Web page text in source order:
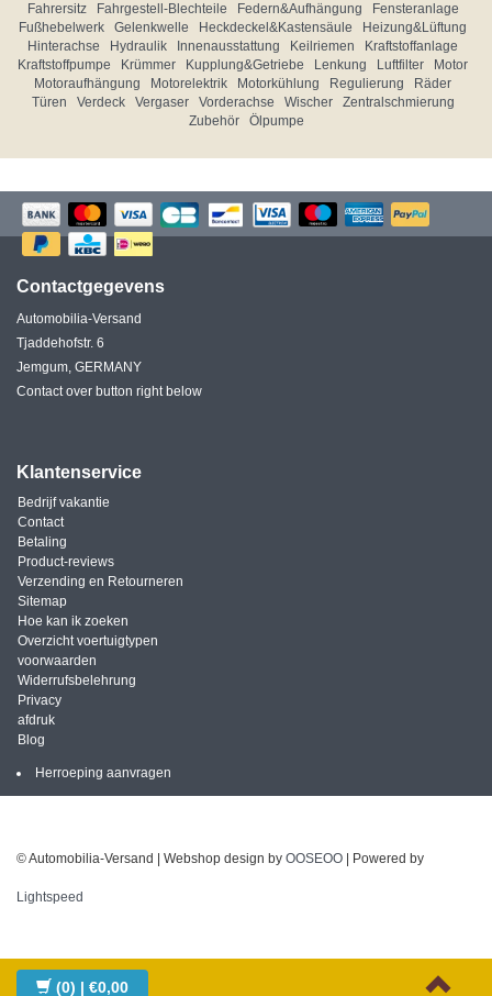
Fahrersitz
Fahrgestell-Blechteile Federn&Aufhängung
Fensteranlage
Fußhebelwerk
Gelenkwelle Heckdeckel&Kastensäule
Heizung&Lüftung
Hinterachse
Hydraulik Innenausstattung Keilriemen
Kraftstoffanlage
Kraftstoffpumpe
Krümmer Kupplung&Getriebe Lenkung Luftfilter
Motor
Motoraufhängung
Motorelektrik Motorkühlung Regulierung
Räder
Türen
Verdeck Vergaser Vorderachse Wischer
Zentralschmierung
Zubehör
Ölpumpe
Contactgegevens
Automobilia-Versand
Tjaddehofstr. 6
Jemgum, GERMANY
Contact over button right below
Klantenservice
Bedrijf vakantie
Contact
Betaling
Product-reviews
Verzending en Retourneren
Sitemap
Hoe kan ik zoeken
Overzicht voertuigtypen
voorwaarden
Widerrufsbelehrung
Privacy
afdruk
Blog
Herroeping aanvragen
© Automobilia-Versand | Webshop design by OOSEOO | Powered by
Lightspeed
(0) | €0,00